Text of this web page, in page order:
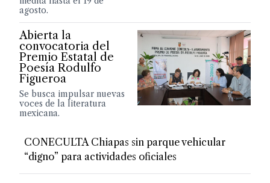
agosto.
Abierta la
convocatoria del
Premio Estatal de
Poesía Rodulfo
Figueroa
Se busca impulsar nuevas
voces de la literatura
mexicana.
CONECULTA Chiapas sin parque vehicular
“digno” para actividades oficiales